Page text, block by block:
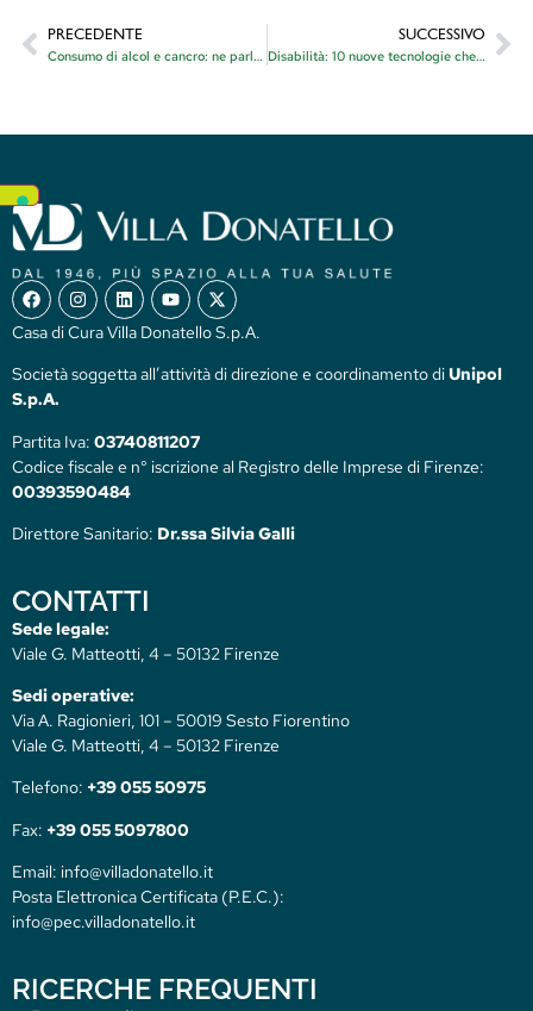
PRECEDENTE
Consumo di alcol e cancro: ne parliamo abbastanza?
SUCCESSIVO
Disabilità: 10 nuove tecnologie che cambiano la qualità della vita
Casa di Cura Villa Donatello S.p.A.
Società soggetta all’attività di direzione e coordinamento diUnipol
S.p.A.
Partita Iva: 03740811207
Codice fiscale e n° iscrizione al Registro delle Imprese di Firenze:
00393590484
Direttore Sanitario: Dr.ssa Silvia Galli
CONTATTI
Sede legale:
Viale G. Matteotti, 4 – 50132 Firenze
Sedi operative:
Via A. Ragionieri, 101 – 50019 Sesto Fiorentino
Viale G. Matteotti, 4 – 50132 Firenze
Telefono: +39 055 50975
Fax: +39 055 5097800
Email: info@villadonatello.it
Posta Elettronica Certificata (P.E.C.):
info@pec.villadonatello.it
RICERCHE FREQUENTI